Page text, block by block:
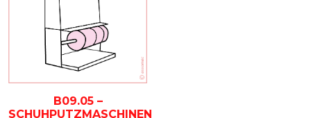
B09.05 –
SCHUHPUTZMASCHINEN